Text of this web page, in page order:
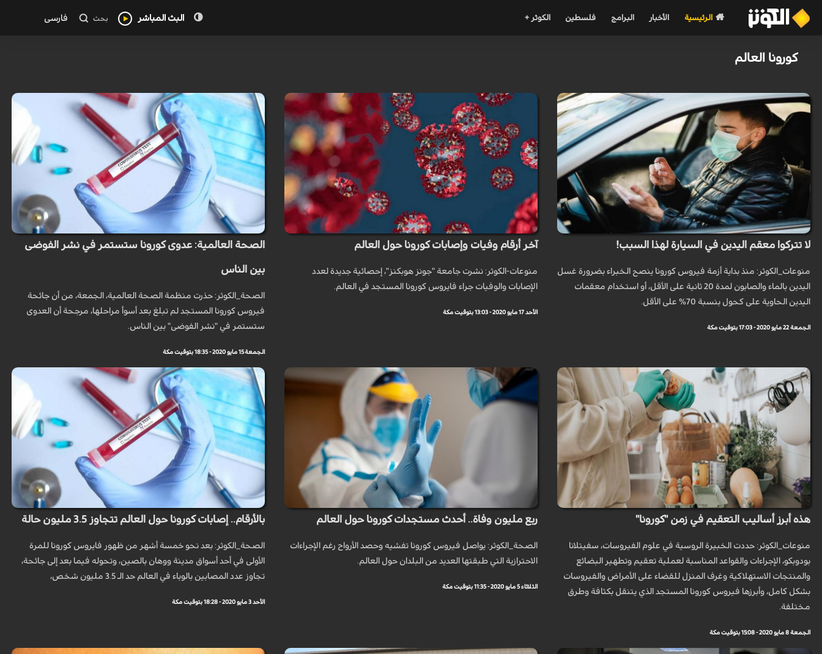
الرئيسية الأخبار البرامج فلسطين الكوثر + البث المباشر بحث فارسی
كورونا العالم
لا تتركوا معقم اليدين في السيارة لهذا السبب!
منوعات_الكوثر: منذ بداية أزمة فيروس كورونا ينصح الخبراء بضرورة غسل
اليدين بالماء والصابون لمدة 20 ثانية على الأقل، أو استخدام معقمات
اليدين الحاوية على كحول بنسبة 70% على الأقل.
الجمعة 22 مايو 2020 - 17:03 بتوقيت مكة
آخر أرقام وفيات وإصابات كورونا حول العالم
منوعات-الكوثر: نشرت جامعة "جونز هوبكنز"، إحصائية جديدة لعدد
الإصابات والوفيات جراء فايروس كورونا المستجد في العالم.
الأحد 17 مايو 2020 - 13:03 بتوقيت مكة
الصحة العالمية: عدوى كورونا ستستمر في نشر الفوضى
بين الناس
الصحة_الكوثر: حذرت منظمة الصحة العالمية، الجمعة، من أن جائحة
فيروس كورونا المستجد لم تبلغ بعد أسوأ مراحلها، مرجحة أن العدوى
ستستمر في "نشر الفوضى" بين الناس.
الجمعة 15 مايو 2020 - 18:35 بتوقيت مكة
هذه أبرز أساليب التعقيم في زمن "كورونا"
منوعات_الكوثر: حددت الخبيرة الروسية في علوم الفيروسات، سفيتلانا
بودوبكو، الإجراءات والقواعد المناسبة لعملية تعقيم وتطهير البضائع
والمنتجات الاستهلاكية وغرف المنزل للقضاء على الأمراض والفيروسات
بشكل كامل، وأبرزها فيروس كورونا المستجد الذي يتنقل بكثافة وطرق
مختلفة.
الجمعة 8 مايو 2020 - 15:08 بتوقيت مكة
ربع مليون وفاة.. أحدث مستجدات كورونا حول العالم
الصحة_الكوثر: يواصل فيروس كورونا تفشيه وحصد الأرواح رغم الإجراءات
الاحترازية التي طبقتها العديد من البلدان حول العالم.
الثلاثاء 5 مايو 2020 - 11:35 بتوقيت مكة
بالأرقام.. إصابات كورونا حول العالم تتجاوز 3.5 مليون حالة
الصحة_الكوثر: بعد نحو خمسة أشهر من ظهور فايروس كورونا للمرة
الأولى في أحد أسواق مدينة ووهان بالصين، وتحوله فيما بعد إلى جائحة،
تجاوز عدد المصابين بالوباء في العالم حد الـ 3.5 مليون شخص،
الأحد 3 مايو 2020 - 18:28 بتوقيت مكة